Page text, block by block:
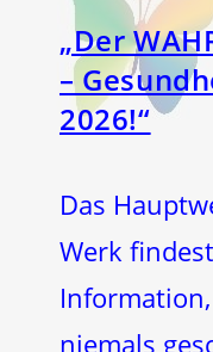
„Der
–
2026!“
Das
Werk
niemals